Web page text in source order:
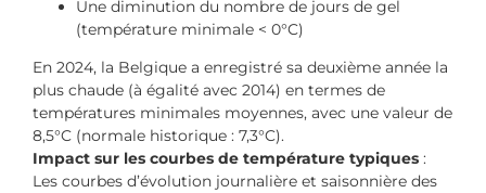
Une diminution du nombre de jours de gel
(température minimale < 0°C)
En 2024, la Belgique a enregistré sa deuxième année la
plus chaude (à égalité avec 2014) en termes de
températures minimales moyennes, avec une valeur de
8,5°C (normale historique : 7,3°C).
Impact sur les courbes de température typiques :
Les courbes d’évolution journalière et saisonnière des